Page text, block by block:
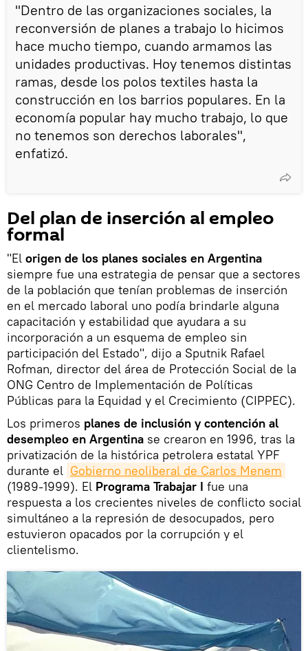
"Dentro de las organizaciones sociales, la
reconversión de planes a trabajo lo hicimos
hace mucho tiempo, cuando armamos las
unidades productivas. Hoy tenemos distintas
ramas, desde los polos textiles hasta la
construcción en los barrios populares. En la
economía popular hay mucho trabajo, lo que
no tenemos son derechos laborales",
enfatizó.
Del plan de inserción al empleo
formal
"El origen de los planes sociales en Argentina
siempre fue una estrategia de pensar que a sectores
de la población que tenían problemas de inserción
en el mercado laboral uno podía brindarle alguna
capacitación y estabilidad que ayudara a su
incorporación a un esquema de empleo sin
participación del Estado", dijo a Sputnik Rafael
Rofman, director del área de Protección Social de la
ONG Centro de Implementación de Políticas
Públicas para la Equidad y el Crecimiento (CIPPEC).
Los primeros planes de inclusión y contención al
desempleo en Argentina se crearon en 1996, tras la
privatización de la histórica petrolera estatal YPF
durante el Gobierno neoliberal de Carlos Menem
(1989-1999). El Programa Trabajar I fue una
respuesta a los crecientes niveles de conflicto social
simultáneo a la represión de desocupados, pero
estuvieron opacados por la corrupción y el
clientelismo.